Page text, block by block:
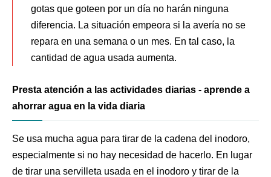
gotas que goteen por un día no harán ninguna
diferencia. La situación empeora si la avería no se
repara en una semana o un mes. En tal caso, la
cantidad de agua usada aumenta.
Presta atención a las actividades diarias - aprende a
ahorrar agua en la vida diaria
Se usa mucha agua para tirar de la cadena del inodoro,
especialmente si no hay necesidad de hacerlo. En lugar
de tirar una servilleta usada en el inodoro y tirar de la